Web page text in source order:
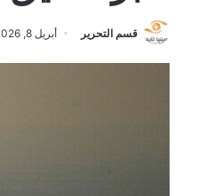
قسم التحرير أبريل 8, 2026